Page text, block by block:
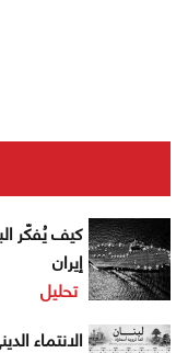
كيف يُفكّر
إيران
تحليل
الانتماء